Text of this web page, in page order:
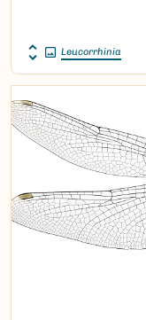
Leucorrhinia